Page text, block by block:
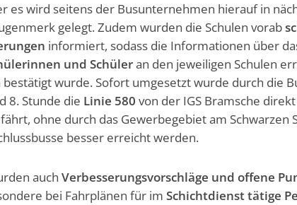
es wird seitens der Busunternehmen hierauf in
gelegt. Zudem wurden die Schulen vorab
informiert, sodass die Informationen über
und Schüleran den jeweiligen Schulen
bestätigt wurde. Sofort umgesetzt wurde durch die
8. Stunde die Linie 580 von der IGS Bramsche
ohne durch das Gewerbegebiet am Schwarzen
besser erreicht werden.
auchVerbesserungsvorschläge und offene
bei Fahrplänen für imSchichtdienst tätige